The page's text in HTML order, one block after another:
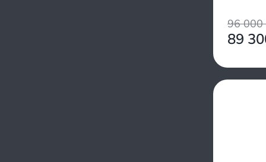
96 000
89